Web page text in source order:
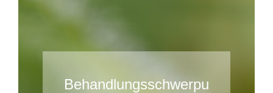
Behandlungsschwerpunkte